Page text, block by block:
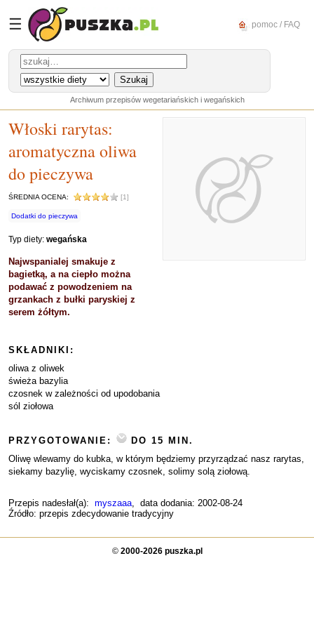
☰ pomoc / FAQ
Archiwum przepisów wegetariańskich i wegańskich
Włoski rarytas:
aromatyczna oliwa
do pieczywa
ŚREDNIA OCENA: [1]
Dodatki do pieczywa
Typ diety: wegańska
Najwspanialej smakuje z
bagietką, a na ciepło można
podawać z powodzeniem na
grzankach z bułki paryskiej z
serem żółtym.
SKŁADNIKI:
oliwa z oliwek
świeża bazylia
czosnek w zależności od upodobania
sól ziołowa
PRZYGOTOWANIE:
DO 15 MIN.
Oliwę wlewamy do kubka, w którym będziemy przyrządzać nasz rarytas,
siekamy bazylię, wyciskamy czosnek, solimy solą ziołową.
Przepis nadesłał(a): myszaaa, data dodania: 2002-08-24
Źródło: przepis zdecydowanie tradycyjny
© 2000-2026 puszka.pl